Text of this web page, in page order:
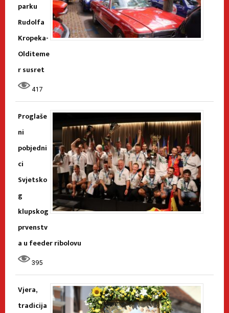
parku
Rudolfa
Kropeka-
Olditeme
r susret
417
Proglaše
ni
pobjedni
ci
Svjetsko
g
klupskog
prvenstv
a u feeder ribolovu
395
Vjera,
tradicija